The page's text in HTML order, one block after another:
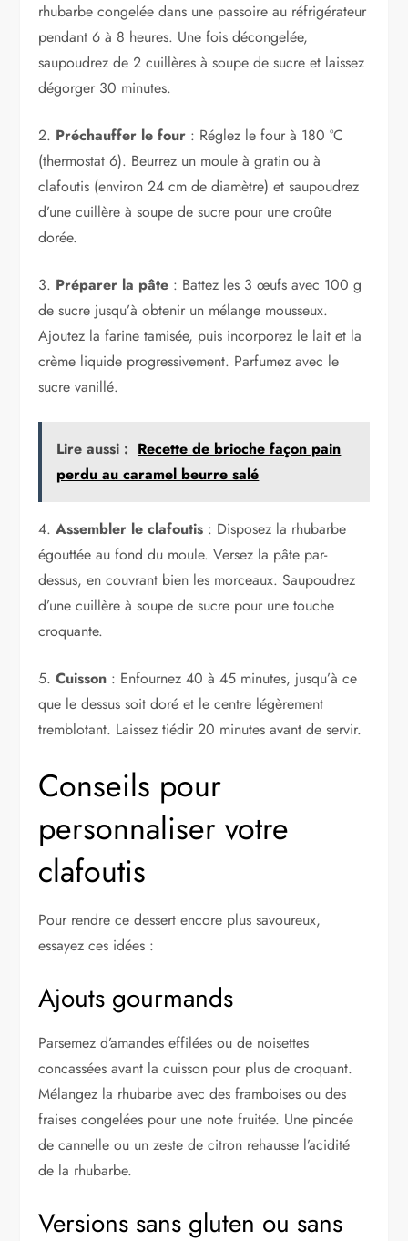
rhubarbe congelée dans une passoire au réfrigérateur
pendant 6 à 8 heures. Une fois décongelée,
saupoudrez de 2 cuillères à soupe de sucre et laissez
dégorger 30 minutes.
2. Préchauffer le four : Réglez le four à 180 °C
(thermostat 6). Beurrez un moule à gratin ou à
clafoutis (environ 24 cm de diamètre) et saupoudrez
d’une cuillère à soupe de sucre pour une croûte
dorée.
3. Préparer la pâte : Battez les 3 œufs avec 100 g
de sucre jusqu’à obtenir un mélange mousseux.
Ajoutez la farine tamisée, puis incorporez le lait et la
crème liquide progressivement. Parfumez avec le
sucre vanillé.
Lire aussi : Recette de brioche façon pain
perdu au caramel beurre salé
4.Assembler le clafoutis : Disposez la rhubarbe
égouttée au fond du moule. Versez la pâte par-
dessus, en couvrant bien les morceaux. Saupoudrez
d’une cuillère à soupe de sucre pour une touche
croquante.
5.Cuisson : Enfournez 40 à 45 minutes, jusqu’à ce
que le dessus soit doré et le centre légèrement
tremblotant. Laissez tiédir 20 minutes avant de servir.
Conseils pour
personnaliser votre
clafoutis
Pour rendre ce dessert encore plus savoureux,
essayez ces idées :
Ajouts gourmands
Parsemez d’amandes effilées ou de noisettes
concassées avant la cuisson pour plus de croquant.
Mélangez la rhubarbe avec des framboises ou des
fraises congelées pour une note fruitée. Une pincée
de cannelle ou un zeste de citron rehausse l’acidité
de la rhubarbe.
Versions sans gluten ou sans